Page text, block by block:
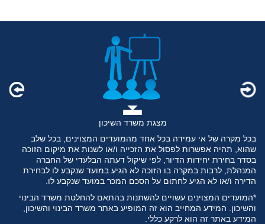
היתרי בניה
בכל מקרה של אי עמידה בכל אחד מהמועדים המצוינים, בכל שלב
שהוא, תהיה אפשרות לפסול את הזכייה ו/או לשנות את מיקום הזוכה
בסדר בחירת יחידות הדיור, לפי שיקול דעתה הבלעדי של החברה
המנהלת, לרבות במקרה בו הזוכה לא הגיע במועד שנקבע לו לבחירת
הדירה ו/או לא הגיע לחתום על הסכם המכר במועד שנקבע לו.
*המועדים המצוינים עשויים להשתנות בהתאם להחלטת משרד הבינוי
והשיכון. המידע המחייב הוא זה המופיע באתר משרד הבינוי והשיכון,
המידע באתר זה הוא לרקע כללי.